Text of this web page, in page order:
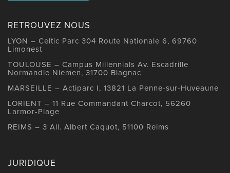
RETROUVEZ NOUS
LYON – Celtic Parc 304 Route Nationale 6, 69760
Limonest
TOULOUSE – Campus Millennials Av. Escadrille
Normandie Niemen, 31700 Blagnac
MARSEILLE – Actiparc I, 13821 La Penne-sur-Huveaune
LORIENT – 11 Rue Commandant Charcot, 56260
Larmor-Plage
REIMS – 3 All. Albert Caquot, 51100 Reims
JURIDIQUE